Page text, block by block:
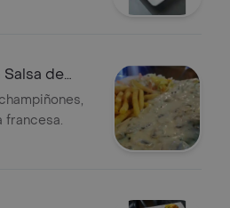
de
francesa.